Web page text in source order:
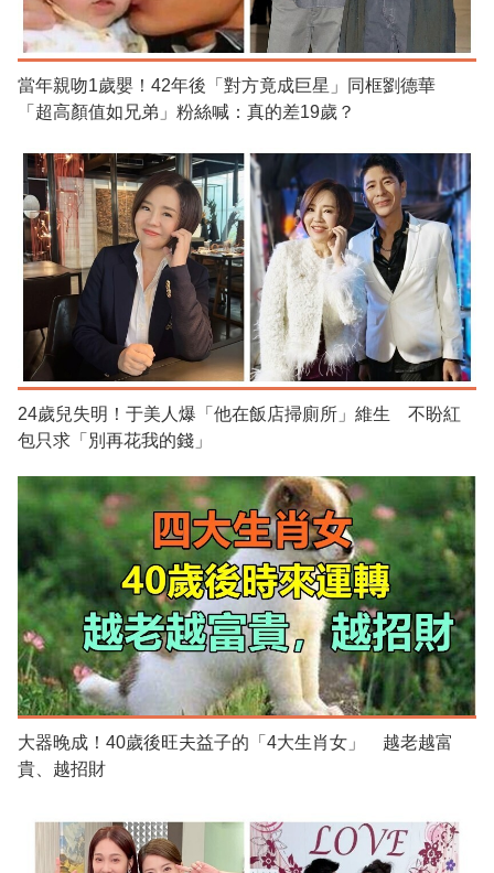
當年親吻1歲嬰！42年後「對方竟成巨星」同框劉德華
「超高顏值如兄弟」粉絲喊：真的差19歲？
24歲兒失明！于美人爆「他在飯店掃廁所」維生 不盼紅
包只求「別再花我的錢」
大器晚成！40歲後旺夫益子的「4大生肖女」 越老越富
貴、越招財